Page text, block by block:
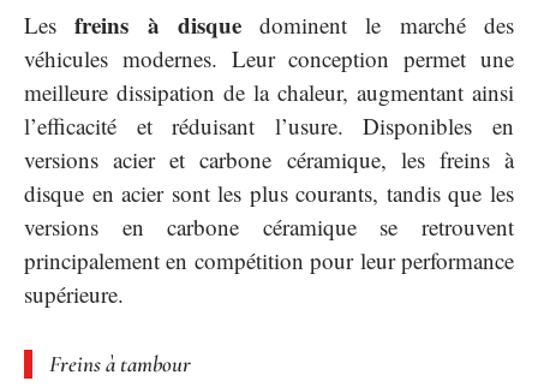
Lesfreins à disquedominent le marché des
véhicules modernes. Leur conception permet une
meilleure dissipation de la chaleur, augmentant ainsi
l’efficacité et réduisant l’usure. Disponibles en
versions acier et carbone céramique, les freins à
disque en acier sont les plus courants, tandis que les
versions en carbone céramique se retrouvent
principalement en compétition pour leur performance
supérieure.
Freins à tambour